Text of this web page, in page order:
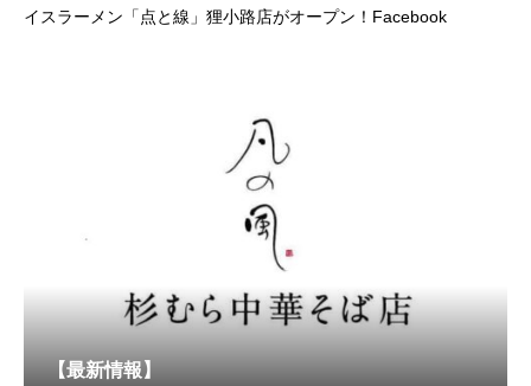
イスラーメン「点と線」狸小路店がオープン！Facebook
【最新情報】